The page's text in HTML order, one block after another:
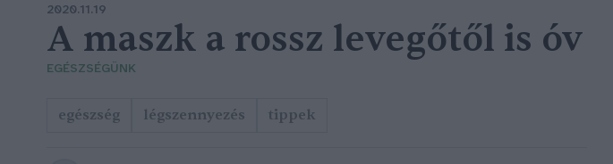
2020.11.19
A maszk a rossz levegőtől is óv
EGÉSZSÉGÜNK
egészség légszennyezés tippek